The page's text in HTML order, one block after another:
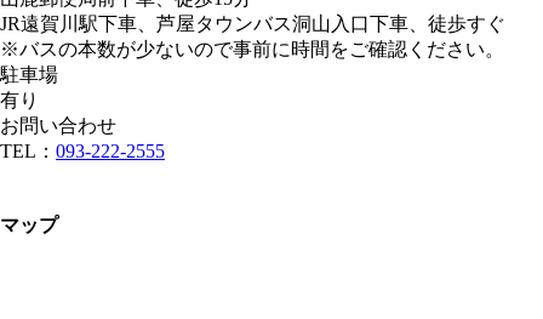
JR遠賀川駅下車、芦屋タウンバス洞山入口下車、徒歩すぐ
※バスの本数が少ないので事前に時間をご確認ください。
駐車場
有り
お問い合わせ
TEL： 093-222-2555
マップ